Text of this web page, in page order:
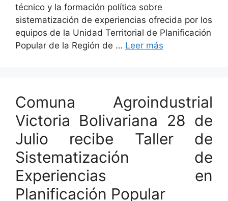
técnico y la formación política sobre
sistematización de experiencias ofrecida por los
equipos de la Unidad Territorial de Planificación
Popular de la Región de … Leer más
Comuna Agroindustrial
Victoria Bolivariana 28 de
Julio recibe Taller de
Sistematización de
Experiencias en
Planificación Popular